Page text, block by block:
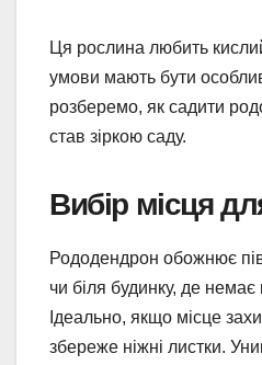
Ця рослина любить
умови мають бути
розберемо, як садити
став зіркою саду.
Вибір місця
Рододендрон обожнює
чи біля будинку, де
Ідеально, якщо місце
збереже ніжні листки.